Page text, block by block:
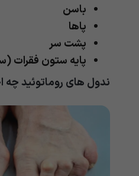
باسن
پاها
پشت سر
پایه ستون فقرات
ندول های روماتوئید چه